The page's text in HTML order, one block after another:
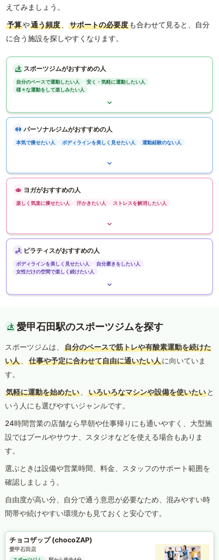
えてみましょう。
予算や通う頻度 、 サポートの必要度 も合わせて見ると、自分
に合う施設を探しやすくなります。
スポーツジムがおすすめの人
自分のペースで運動したい人
安く・気軽に運動したい人
様々な運動をして楽しみたい人
パーソナルジムがおすすめの人
本気で痩せたい人 ボディラインを美しく見せたい人 運動経験のない人
ヨガがおすすめの人
楽しく気楽に痩せたい人 汗かきたい人 ストレスを解消したい人
ピラティスがおすすめの人
ボディラインを美しく見せたい人
自分磨きをしたい人
女性だけの空間で楽しく続けたい人
愛甲石田駅のスポーツジムを探す
スポーツジムは、
自分のペースで筋トレや有酸素運動を続けた
い人 、 仕事や予定に合わせて自由に通いたい人に向いていま
す。
気軽に運動を始めたい 、 いろいろなマシンや設備を使いたい と
いう人にも選びやすいジャンルです。
24時間営業の店舗なら早朝や仕事帰りにも通いやすく、大型施
設ではプールやサウナ、スタジオなどを使える場合もありま
す。
選ぶときは設備や営業時間、料金、スタッフのサポート範囲を
確認しましょう。
自由度が高い分、自分で通う意思が必要なため、混みやすい時
間帯や続けやすい環境かも見ておくと安心です。
チョコザップ (chocoZAP)
愛甲石田店